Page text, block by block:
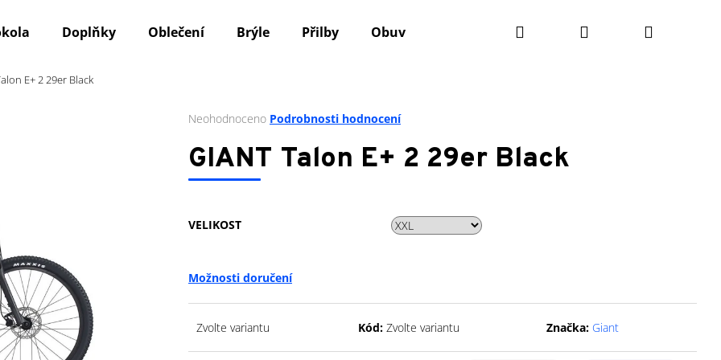
Doplňky Oblečení Brýle Přilby Obuv Údržba kola Komponenty
Hledat PřihlášeníNákupní
E+ 2 29er Black
Průměrné
produktu
je
0,0
hvězdiček.
Neohodnoceno Podrobnosti hodnocení
GIANT Talon E+ 2 29er Black
VELIKOST
Možnosti doručení
Zvolte variantu Kód: Zvolte variantu Značka: Giant
Co potřebujete najít?
HLEDAT